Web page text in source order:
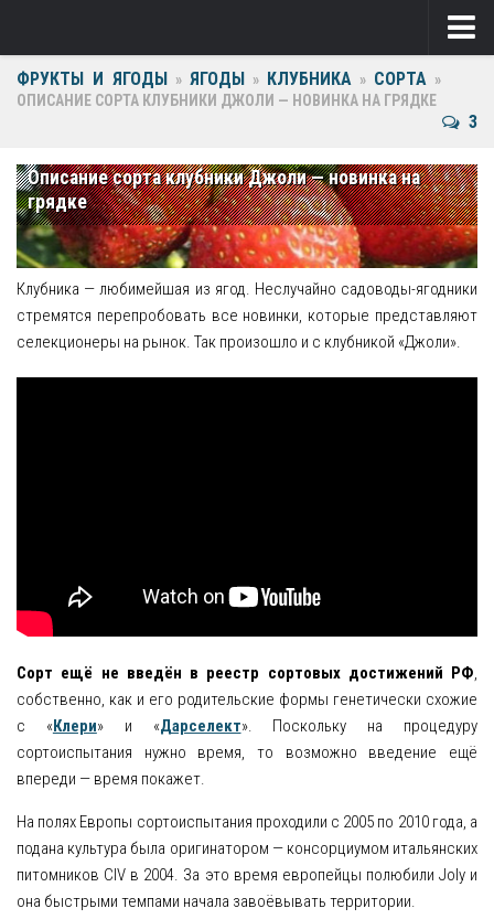
Ягоды
Клубника
Крыжовник
Малина
Фрукты
Овощи
Картошка
Огурец
Помидоры
Цветы
Орхидея
Замиокулькас
ФРУКТЫ И ЯГОДЫ » ЯГОДЫ » КЛУБНИКА » СОРТА »
ОПИСАНИЕ СОРТА КЛУБНИКИ ДЖОЛИ — НОВИНКА НА ГРЯДКЕ
3
Описание сорта клубники Джоли — новинка на
грядке
Клубника — любимейшая из ягод. Неслучайно садоводы-ягодники
стремятся перепробовать все новинки, которые представляют
селекционеры на рынок. Так произошло и с клубникой «Джоли».
Сорт ещё не введён в реестр сортовых достижений РФ
собственно, как и его родительские формы генетически схожие
с «Клери» и «Дарселект». Поскольку на процедуру
сортоиспытания нужно время, то возможно введение ещё
впереди — время покажет.
На полях Европы сортоиспытания проходили с 2005 по 2010 года, а
подана культура была оригинатором — консорциумом итальянских
питомников CIV в 2004. За это время европейцы полюбили Joly и
она быстрыми темпами начала завоёвывать территории.